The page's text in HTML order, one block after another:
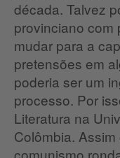
década. Talvez
provinciano com
mudar para a
pretensões em
poderia ser um
processo. Por
Literatura na
Colômbia.
comunismo